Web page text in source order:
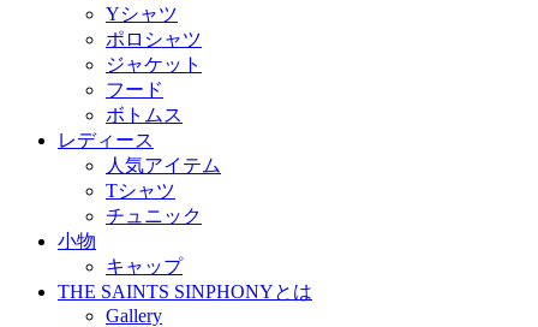
Yシャツ
ポロシャツ
ジャケット
フード
ボトムス
レディース
人気アイテム
Tシャツ
チュニック
小物
キャップ
THE SAINTS SINPHONYとは
Gallery